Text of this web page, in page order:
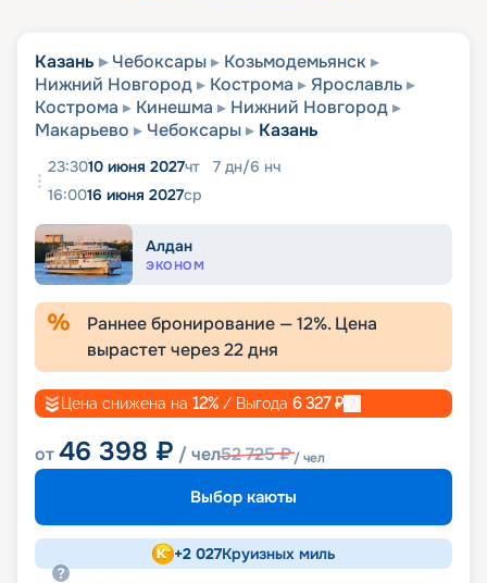
Казань Чебоксары
Козьмодемьянск
Нижний Новгород
Кострома
Ярославль
Кострома
Кинешма
Нижний Новгород
Макарьево
Чебоксары Казань
23:3010 июня 2027чт 7 дн/6 нч
16:0016 июня 2027ср
Алдан
ЭКОНОМ
Раннее бронирование —12%. Цена
вырастет через22дня
Цена снижена на 12% / Выгода 6 327₽
от46 398 ₽ / чел52 725₽/ чел
Выбор каюты
+2 027Круизных миль